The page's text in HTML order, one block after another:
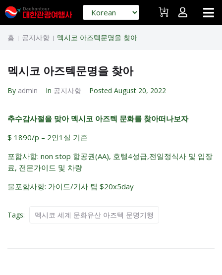
홈 | 공지사항 | 멕시코 아즈텍문명을 찾아
멕시코 아즈텍문명을 찾아
By admin In 공지사항 Posted August 20, 2022
추수감사절을 맞아 멕시코 아즈텍 문화를 찾아떠나보자
$ 1890/p – 2인1실 기준
포함사항: non stop 항공권(AA), 호텔4성급,전일정식사 및 입장
료, 전문가이드 및 차량
불포함사항: 가이드/기사 팁 $20x5day
Tags: 멕시코 세계 문화유산 아즈텍 문명기행